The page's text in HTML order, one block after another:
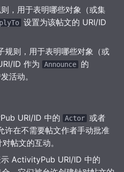
息
，用于表明哪些对象（或集
设置为该帖文的 URI/ID
规则，用于表明哪些对象（或
ID 作为
Announce 的
活动。
URI/ID 中的 Actor 或者
许在不需要帖文作者手动批准
帖文的互动。
ActivityPub URI/ID 中的